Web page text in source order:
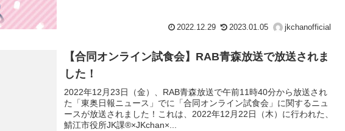
2022.12.29 2023.01.05 jkchanofficial
【合同オンライン試食会】RAB青森放送で放送されま
した！
2022年12月23日（金）、RAB青森放送で午前11時40分から放送され
た「東奥日報ニュース」でに「合同オンライン試食会」に関するニュ
ースが放送されました！これは、2022年12月22日（木）に行われた、
鯖江市役所JK課®×JKchan×...